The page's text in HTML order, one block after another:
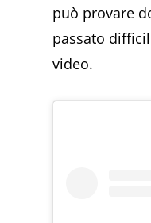
può provare
passato
video.